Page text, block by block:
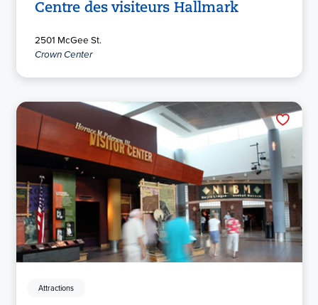
Centre des visiteurs Hallmark
2501 McGee St.
Crown Center
Attractions